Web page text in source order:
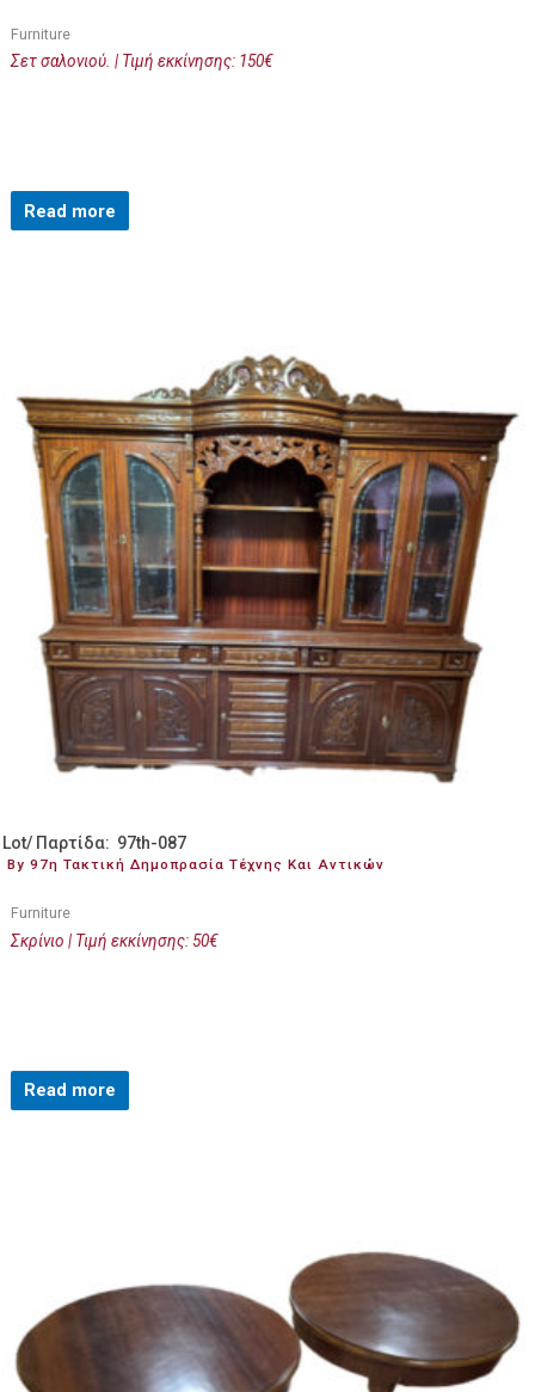
Furniture
Σετ σαλονιού. | Τιμή εκκίνησης: 150€
Read more
Lot/ Παρτίδα: 97th-087
By 97η Τακτική Δημοπρασία Τέχνης Και Αντικών
Furniture
Σκρίνιο | Τιμή εκκίνησης: 50€
Read more